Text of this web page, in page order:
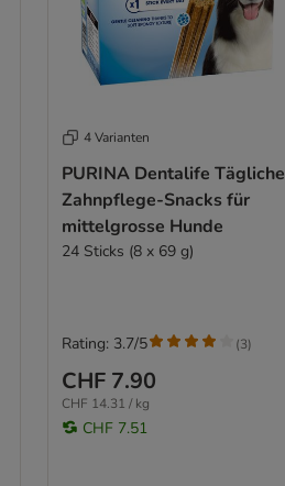
4 Varianten
PURINA Dentalife Tägliche
Zahnpflege-Snacks für
mittelgrosse Hunde
24 Sticks (8 x 69 g)
CHF 7.90
CHF 14.31 / kg
CHF 7.51
Rating: 3.7/5 (3)